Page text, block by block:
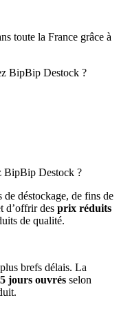
toute la France grâce à
BipBip Destock ?
BipBip Destock ?
déstockage, de fins de
d’offrir des prix réduits
de qualité.
brefs délais. La
jours ouvrés selon